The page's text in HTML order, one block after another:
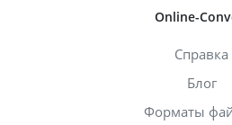
Online-
Справка
Блог
Форматы